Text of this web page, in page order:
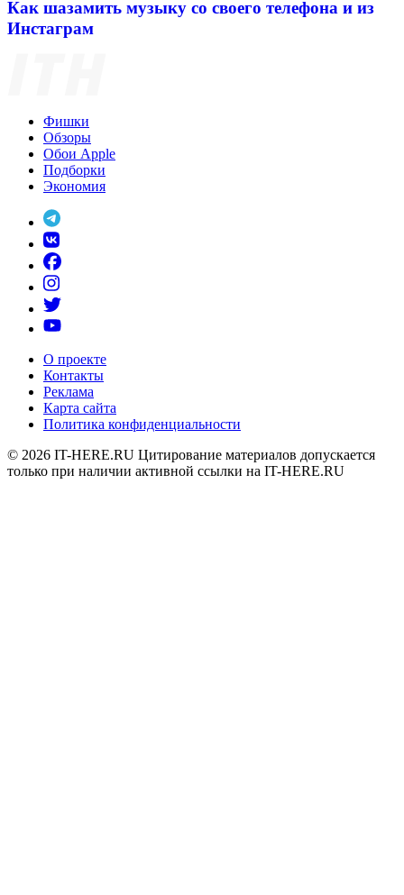
Как шазамить музыку со своего телефона и из
Инстаграм
Фишки
Обзоры
Обои Apple
Подборки
Экономия
О проекте
Контакты
Реклама
Карта сайта
Политика конфиденциальности
© 2026 IT-HERE.RU Цитирование материалов допускается
только при наличии активной ссылки на IT-HERE.RU